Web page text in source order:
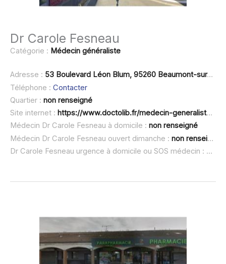
Dr Carole Fesneau
Catégorie : Médecin généraliste
Adresse : 53 Boulevard Léon Blum, 95260 Beaumont-sur-Oise
Téléphone : Contacter
Quartier : non renseigné
Site internet : https://www.doctolib.fr/medecin-generaliste/beaumont-sur-oise/carole-fesneau-dez
Médecin Dr Carole Fesneau à domicile : non renseigné
Médecin Dr Carole Fesneau ouvert dimanche : non renseigné
Dr Carole Fesneau urgence à domicile ou SOS médecin :
non